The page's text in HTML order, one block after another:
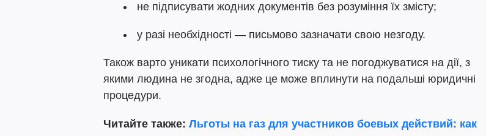
не підписувати жодних документів без розуміння їх змісту;
у разі необхідності — письмово зазначати свою незгоду.
Також варто уникати психологічного тиску та не погоджуватися на дії, з
якими людина не згодна, адже це може вплинути на подальші юридичні
процедури.
Читайте также: Льготы на газ для участников боевых действий: как